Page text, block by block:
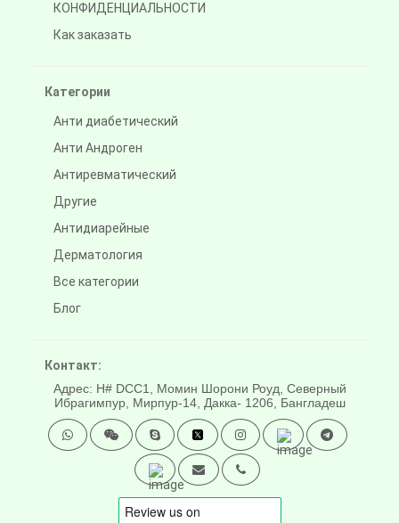
КОНФИДЕНЦИАЛЬНОСТИ
Как заказать
Категории
Анти диабетический
Анти Андроген
Антиревматический
Другие
Антидиарейные
Дерматология
Все категории
Блог
Контакт:
Адрес: H# DCC1, Момин Шорони Роуд, Северный
Ибрагимпур, Мирпур-14, Дакка- 1206, Бангладеш